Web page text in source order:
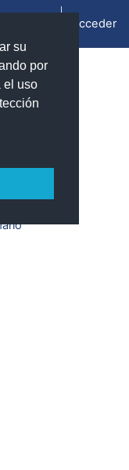
su
por
el uso
Acceder